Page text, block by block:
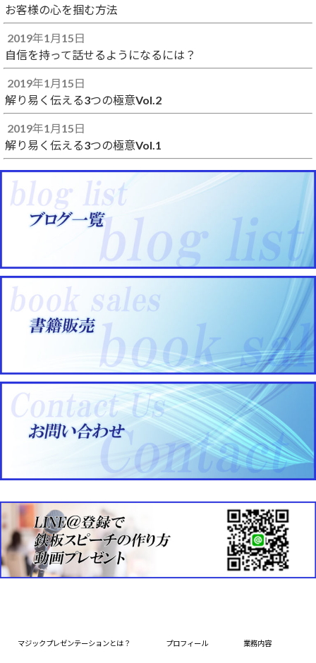
お客様の心を掴む方法
2019年1月15日
自信を持って話せるようになるには？
2019年1月15日
解り易く伝える3つの極意Vol.2
2019年1月15日
解り易く伝える3つの極意Vol.1
マジックプレゼンテーションとは？ プロフィール 業務内容